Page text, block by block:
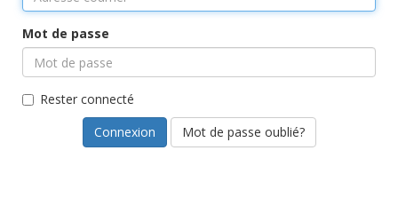
Mot de passe
Rester connecté
Mot de passe oublié?